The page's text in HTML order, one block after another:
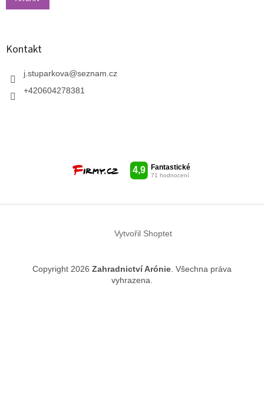
Kontakt
j.stuparkova@seznam.cz
+420604278381
Vytvořil Shoptet
Copyright 2026 Zahradnictví Arónie . Všechna práva
vyhrazena.